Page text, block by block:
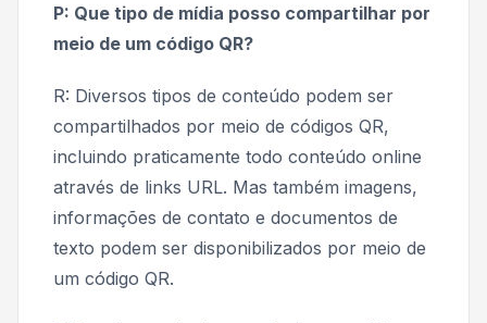
P: Que tipo de mídia posso compartilhar por
meio de um código QR?
R: Diversos tipos de conteúdo podem ser
compartilhados por meio de códigos QR,
incluindo praticamente todo conteúdo online
através de links URL. Mas também imagens,
informações de contato e documentos de
texto podem ser disponibilizados por meio de
um código QR.